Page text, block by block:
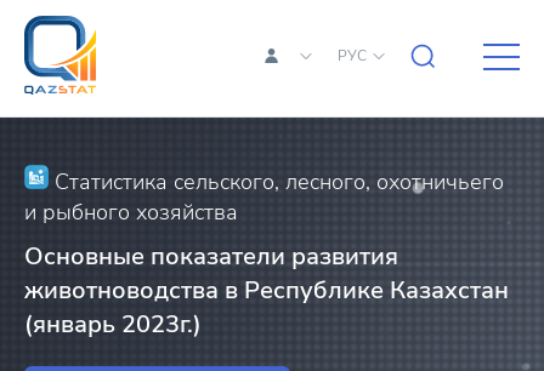
РУС
Статистика сельского, лесного, охотничьего
и рыбного хозяйства
Основные показатели развития
животноводства в Республике Казахстан
(январь 2023г.)